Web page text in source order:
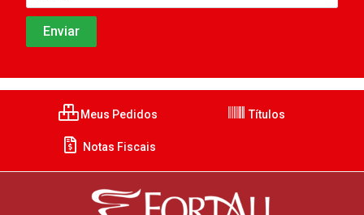
Meus Pedidos Títulos
Notas Fiscais